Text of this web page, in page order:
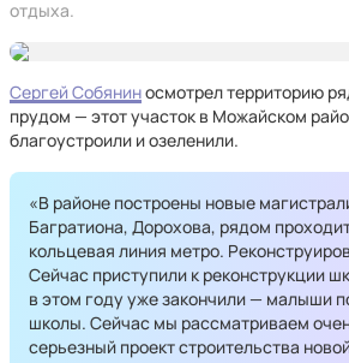
отдыха.
Сергей Собяниносмотрел территорию
прудом — этот участок в Можайском
благоустроили и озеленили.
«В районе построены новые
Багратиона, Дорохова, рядом
кольцевая линия метро.
Сейчас приступили к реконструкции
в этом году уже закончили — малыши
школы. Сейчас мы рассматриваем
серьезный проект строительства